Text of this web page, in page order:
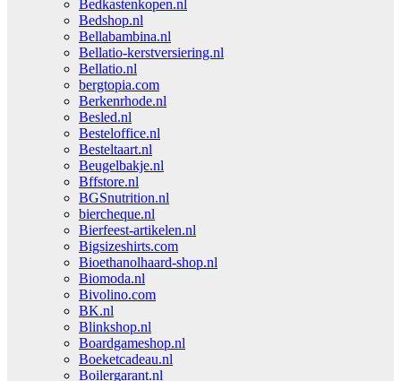
Bedkastenkopen.nl
Bedshop.nl
Bellabambina.nl
Bellatio-kerstversiering.nl
Bellatio.nl
bergtopia.com
Berkenrhode.nl
Besled.nl
Besteloffice.nl
Besteltaart.nl
Beugelbakje.nl
Bffstore.nl
BGSnutrition.nl
biercheque.nl
Bierfeest-artikelen.nl
Bigsizeshirts.com
Bioethanolhaard-shop.nl
Biomoda.nl
Bivolino.com
BK.nl
Blinkshop.nl
Boardgameshop.nl
Boeketcadeau.nl
Boilergarant.nl